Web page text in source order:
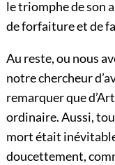
le triomphe de son
de forfaiture et de
Au reste, ou nous
notre chercheur
remarquer que
ordinaire. Aussi,
mort était
doucettement,